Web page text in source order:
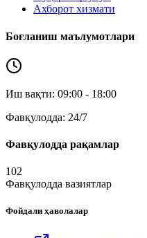
Ахборот хизмати
Боғланиш маълумотлари
Иш вақти: 09:00 - 18:00
Фавқулодда: 24/7
Фавқулодда рақамлар
102
Фавқулодда вазиятлар
Фойдали ҳаволалар